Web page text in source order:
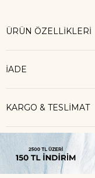
ÜRÜN ÖZELLIKLERI
İADE
KARGO & TESLİMAT